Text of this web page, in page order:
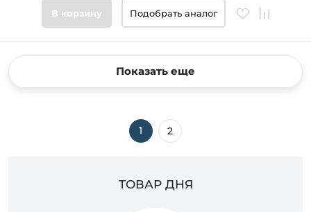
В корзину Подобрать аналог
Показать еще
1 2
ТОВАР ДНЯ